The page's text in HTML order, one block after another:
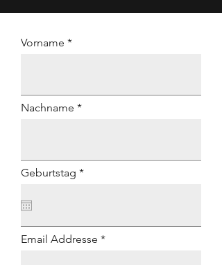
Vorname
Nachname
Geburtstag *r
r
e
Email Addresse